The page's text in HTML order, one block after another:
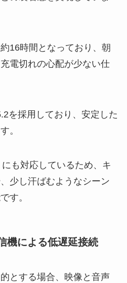
16時間となっており、朝
電切れの心配が少ない仕
を採用しており、安定した
。
も対応しているため、キ
少し汗ばむようなシーン
す。
機による低遅延接続
とする場合、映像と音声